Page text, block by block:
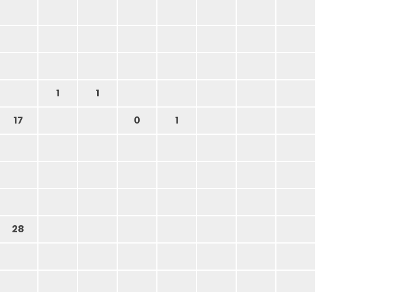
1
1
17 0
1
28